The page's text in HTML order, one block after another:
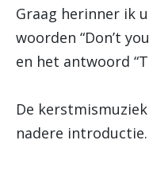
Graag herinner ik
woorden “Don’t
en het antwoord
De
nadere introductie.